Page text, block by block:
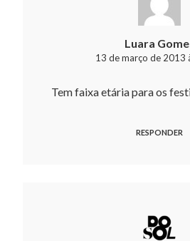
Luara
13 de março de 2013
Tem faixa etária para os
RESPONDER